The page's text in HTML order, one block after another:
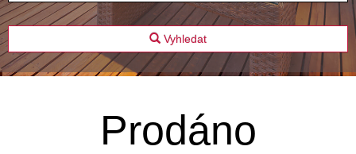
Vyhledat
Prodáno